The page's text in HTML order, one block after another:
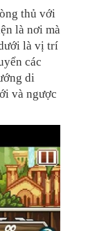
thủ với
là nơi mà
là vị trí
các
di
và ngược